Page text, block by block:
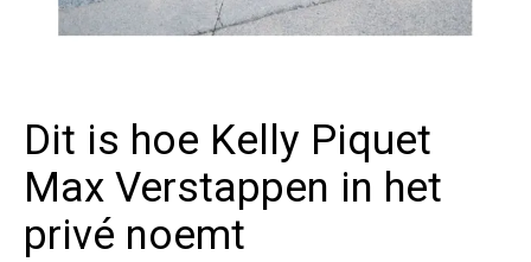
Dit is hoe Kelly Piquet
Max Verstappen in het
privé noemt